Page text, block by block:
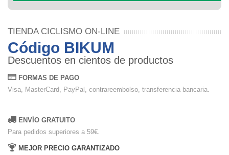
TIENDA CICLISMO ON-LINE
Código BIKUM
Descuentos en cientos de productos
FORMAS DE PAGO
Visa, MasterCard, PayPal, contrareembolso, transferencia bancaria.
ENVÍO GRATUITO
Para pedidos superiores a 59€.
MEJOR PRECIO GARANTIZADO